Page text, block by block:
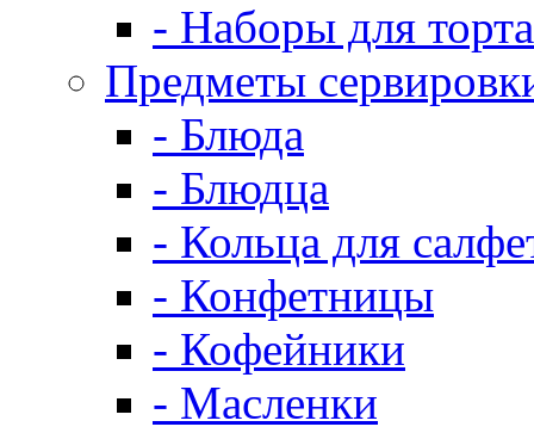
- Наборы для торта
Предметы
- Блюда
- Блюдца
- Кольца для
- Конфетницы
- Кофейники
- Масленки